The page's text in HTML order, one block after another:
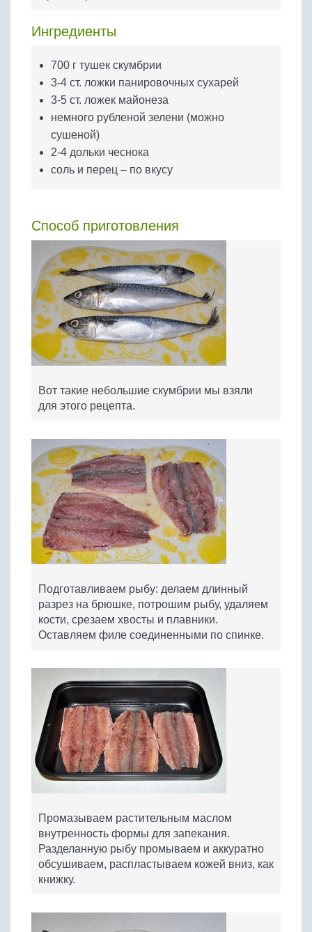
Яйца
Ингредиенты
700 г тушек скумбрии
3-4 ст. ложки панировочных сухарей
3-5 ст. ложек майонеза
немного рубленой зелени (можно
сушеной)
2-4 дольки чеснока
соль и перец – по вкусу
Способ приготовления
Вот такие небольшие скумбрии мы взяли
для этого рецепта.
Подготавливаем рыбу: делаем длинный
разрез на брюшке, потрошим рыбу, удаляем
кости, срезаем хвосты и плавники.
Оставляем филе соединенными по спинке.
Промазываем растительным маслом
внутренность формы для запекания.
Разделанную рыбу промываем и аккуратно
обсушиваем, распластываем кожей вниз, как
книжку.